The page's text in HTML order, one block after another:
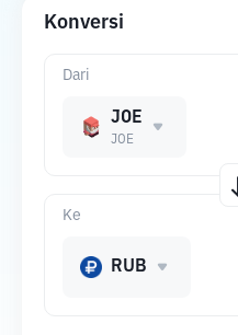
Konversi
Dari
JOE
JOE
Ke
RUB